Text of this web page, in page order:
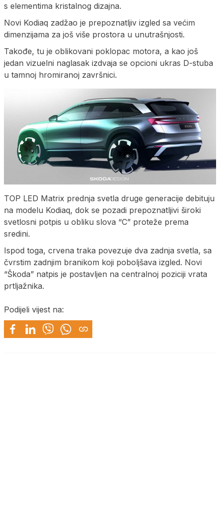
s elementima kristalnog dizajna.
Novi Kodiaq zadžao je prepoznatljiv izgled sa većim
dimenzijama za još više prostora u unutrašnjosti.
Takođe, tu je oblikovani poklopac motora, a kao još
jedan vizuelni naglasak izdvaja se opcioni ukras D-stuba
u tamnoj hromiranoj završnici.
TOP LED Matrix prednja svetla druge generacije debituju
na modelu Kodiaq, dok se pozadi prepoznatljivi široki
svetlosni potpis u obliku slova “C” proteže prema
sredini.
Ispod toga, crvena traka povezuje dva zadnja svetla, sa
čvrstim zadnjim branikom koji poboljšava izgled. Novi
“Škoda” natpis je postavljen na centralnoj poziciji vrata
prtljažnika.
Podijeli vijest na: